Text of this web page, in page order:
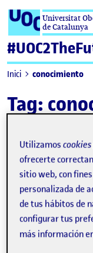
Saltar al contenido
Universitat
de Catalunya
Inici conocimiento
Tag:
Utilizamoscookies
ofrecerte
sitio web, con
personalizada de
de tus hábitos de
configurar tus
más información